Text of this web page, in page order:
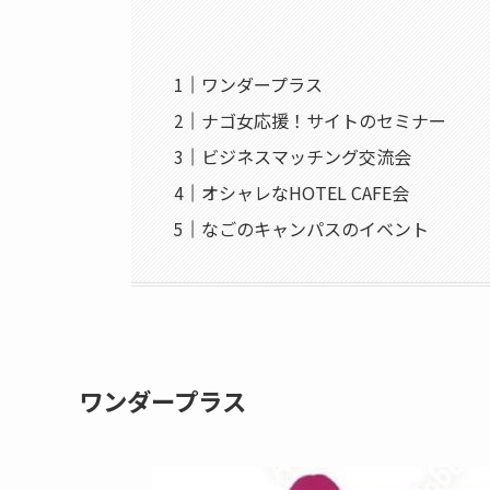
ワンダープラス
ナゴ女応援！サイトのセミナー
ビジネスマッチング交流会
オシャレなHOTEL CAFE会
なごのキャンパスのイベント
ワンダープラス